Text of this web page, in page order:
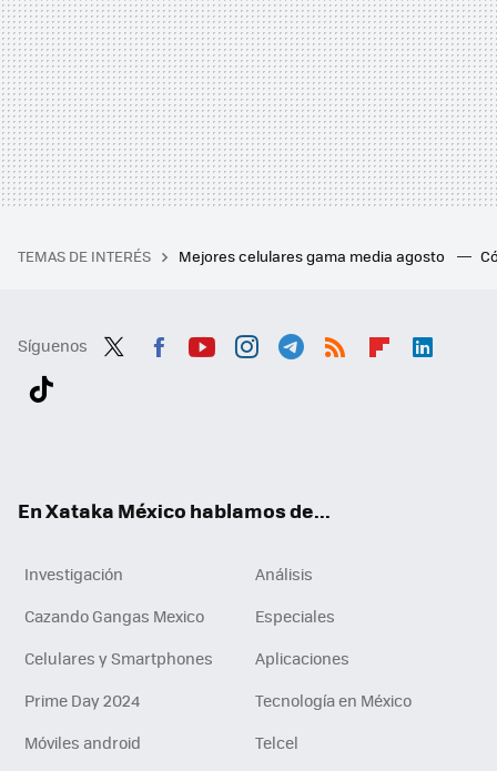
TEMAS DE INTERÉS Mejores celulares gama media agosto
Síguenos
En Xataka México hablamos de...
Investigación
Análisis
Cazando Gangas Mexico
Especiales
Celulares y Smartphones
Aplicaciones
Prime Day 2024
Tecnología en México
Móviles android
Telcel